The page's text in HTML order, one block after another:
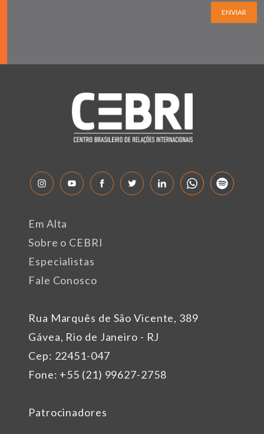
ENVIAR
Rua Marquês de São Vicente, 389
Gávea, Rio de Janeiro - RJ
Cep: 22451-047
Fone: +55 (21) 99627-2758
Em Alta
Sobre o CEBRI
Especialistas
Fale Conosco
Patrocinadores